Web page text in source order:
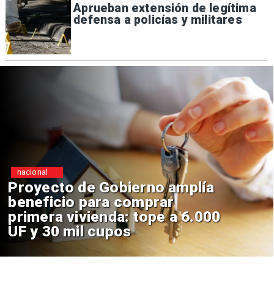
Aprueban extensión de legítima
defensa a policías y militares
La Roja enfrentará a los
anfitriones del Mundial 2026
Deportes